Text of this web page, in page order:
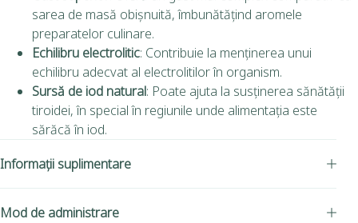
sarea de masă obișnuită, îmbunătățind aromele
preparatelor culinare.
Echilibru electrolitic: Contribuie la menținerea unui
echilibru adecvat al electrolitilor în organism.
Sursă de iod natural: Poate ajuta la susținerea sănătății
tiroidei, în special în regiunile unde alimentația este
sărăcă în iod.
Informații suplimentare
Mod de administrare